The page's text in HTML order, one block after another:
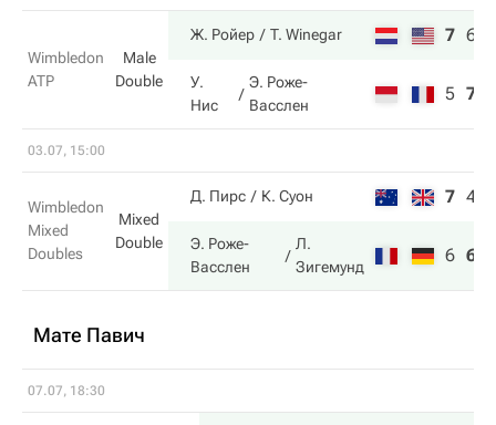
Wimbledon
ATP
Male
Double
Ж. Ройер T. Winegar 7 6
У.
Нис
Э. Роже-
Васслен
5 7
03.07, 15:00
Wimbledon
Mixed
Doubles
Mixed
Double
Д. Пирс К. Суон 7 4
Э. Роже-
Васслен
Л.
Зигемунд
6 6
Мате Павич
07.07, 18:30